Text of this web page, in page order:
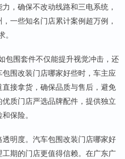
，确保不改动线路和三电系统，
一些知名门店累计案例超万例，
包围套件不仅能提升视觉冲击，还
围改装门店哪家好些时，车主应
接拿货，确保品质与售后，避免
质门店严选品牌配件，提供独立
保险。
明度。汽车包围改装门店哪家好
期的门店更值得信赖。在广东广